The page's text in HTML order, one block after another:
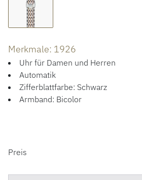
ACCESSOIRES
Merkmale: 1926
Uhr für Damen und Herren
Automatik
Zifferblattfarbe: Schwarz
Armband: Bicolor
PREISINFORMATIONEN
Preis